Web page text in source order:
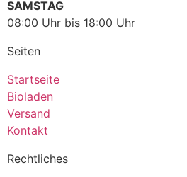
SAMSTAG
08:00 Uhr bis 18:00 Uhr
Seiten
Startseite
Bioladen
Versand
Kontakt
Rechtliches